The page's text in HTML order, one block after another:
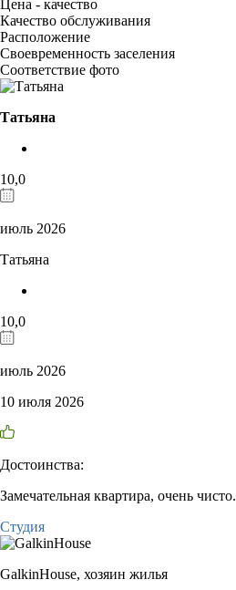
Цена - качество
Качество обслуживания
Расположение
Своевременность заселения
Соответствие фото
Татьяна
10,0
июль 2026
Татьяна
10,0
июль 2026
10 июля 2026
Достоинства:
Замечательная квартира, очень
Студия
GalkinHouse, хозяин жилья